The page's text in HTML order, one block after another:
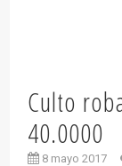
Culto
40.0000
8 mayo 2017